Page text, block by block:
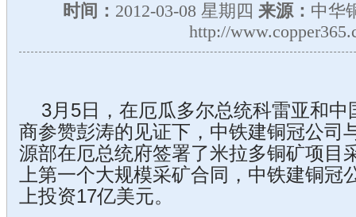
时间： 2012-03-08 星期四 来源： 中华
http://
3月5日，在厄瓜多尔总统科雷亚和
商参赞彭涛的见证下，中铁建铜冠公司
源部在厄总统府签署了米拉多铜矿项目
上第一个大规模采矿合同，中铁建铜冠
上投资17亿美元。